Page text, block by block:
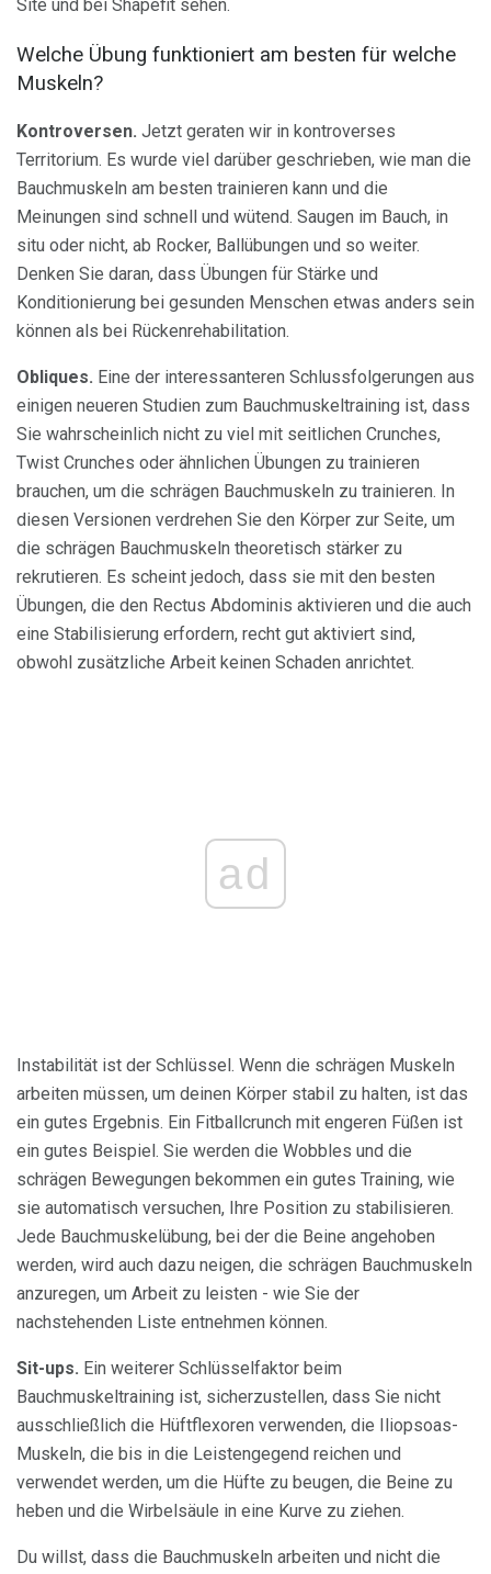
Site und bei Shapefit sehen.
Welche Übung funktioniert am besten für welche
Muskeln?
Kontroversen. Jetzt geraten wir in kontroverses
Territorium. Es wurde viel darüber geschrieben, wie man die
Bauchmuskeln am besten trainieren kann und die
Meinungen sind schnell und wütend. Saugen im Bauch, in
situ oder nicht, ab Rocker, Ballübungen und so weiter.
Denken Sie daran, dass Übungen für Stärke und
Konditionierung bei gesunden Menschen etwas anders sein
können als bei Rückenrehabilitation.
Obliques. Eine der interessanteren Schlussfolgerungen aus
einigen neueren Studien zum Bauchmuskeltraining ist, dass
Sie wahrscheinlich nicht zu viel mit seitlichen Crunches,
Twist Crunches oder ähnlichen Übungen zu trainieren
brauchen, um die schrägen Bauchmuskeln zu trainieren. In
diesen Versionen verdrehen Sie den Körper zur Seite, um
die schrägen Bauchmuskeln theoretisch stärker zu
rekrutieren. Es scheint jedoch, dass sie mit den besten
Übungen, die den Rectus Abdominis aktivieren und die auch
eine Stabilisierung erfordern, recht gut aktiviert sind,
obwohl zusätzliche Arbeit keinen Schaden anrichtet.
ad
Instabilität ist der Schlüssel. Wenn die schrägen Muskeln
arbeiten müssen, um deinen Körper stabil zu halten, ist das
ein gutes Ergebnis. Ein Fitballcrunch mit engeren Füßen ist
ein gutes Beispiel. Sie werden die Wobbles und die
schrägen Bewegungen bekommen ein gutes Training, wie
sie automatisch versuchen, Ihre Position zu stabilisieren.
Jede Bauchmuskelübung, bei der die Beine angehoben
werden, wird auch dazu neigen, die schrägen Bauchmuskeln
anzuregen, um Arbeit zu leisten - wie Sie der
nachstehenden Liste entnehmen können.
Sit-ups. Ein weiterer Schlüsselfaktor beim
Bauchmuskeltraining ist, sicherzustellen, dass Sie nicht
ausschließlich die Hüftflexoren verwenden, die Iliopsoas-
Muskeln, die bis in die Leistengegend reichen und
verwendet werden, um die Hüfte zu beugen, die Beine zu
heben und die Wirbelsäule in eine Kurve zu ziehen.
Du willst, dass die Bauchmuskeln arbeiten und nicht die